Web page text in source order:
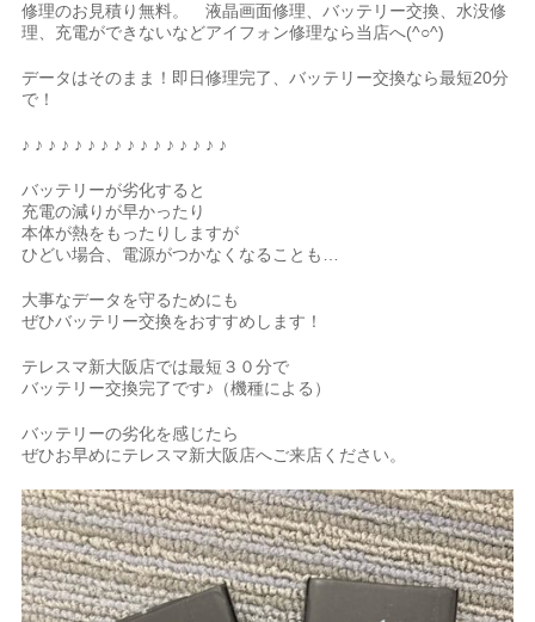
修理のお見積り無料。 液晶画面修理、バッテリー交換、水没修
理、充電ができないなどアイフォン修理なら当店へ(^○^)
データはそのまま！即日修理完了、バッテリー交換なら最短20分
で！
♪ ♪ ♪ ♪ ♪ ♪ ♪ ♪ ♪ ♪ ♪ ♪ ♪ ♪ ♪ ♪
バッテリーが劣化すると
充電の減りが早かったり
本体が熱をもったりしますが
ひどい場合、電源がつかなくなることも…
大事なデータを守るためにも
ぜひバッテリー交換をおすすめします！
テレスマ新大阪店では最短３０分で
バッテリー交換完了です♪（機種による）
バッテリーの劣化を感じたら
ぜひお早めにテレスマ新大阪店へご来店ください。